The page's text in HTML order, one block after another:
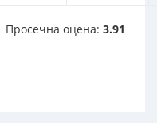
Просечна оцена: 3.91